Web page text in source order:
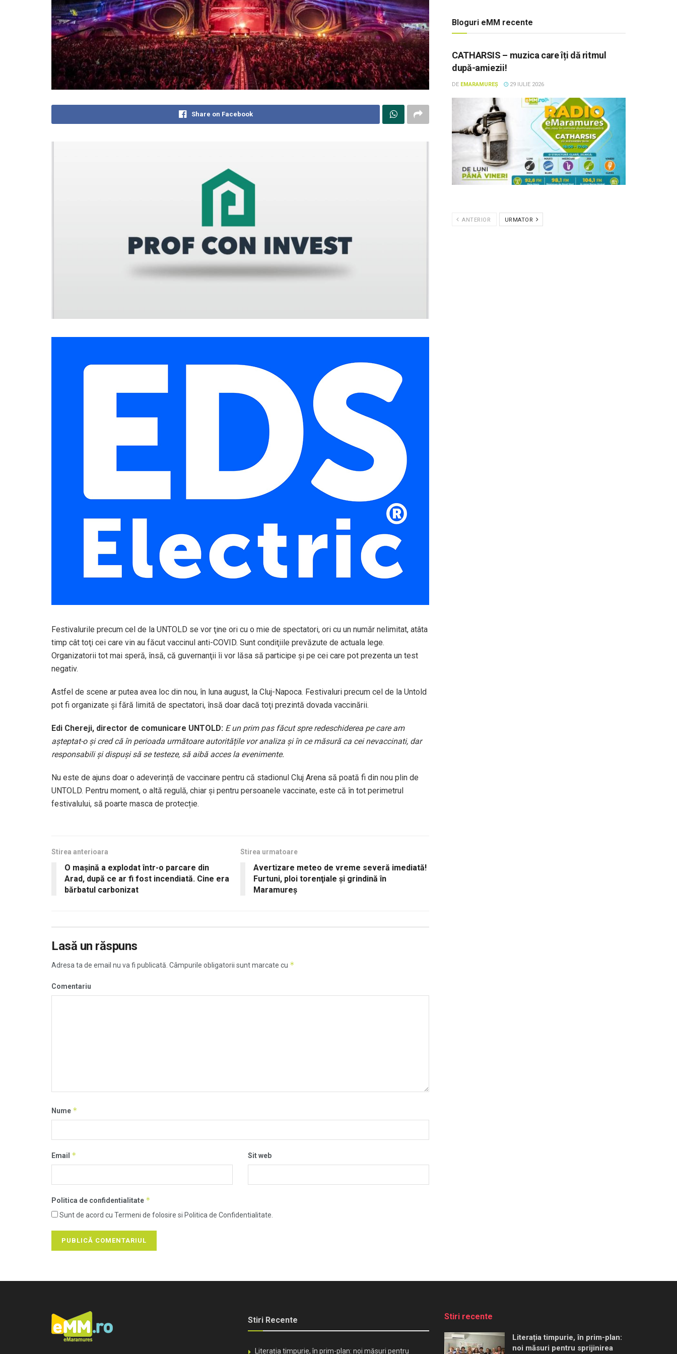
Share on Facebook
Festivalurile precum cel de la UNTOLD se vor ţine ori cu o mie de spectatori, ori cu un număr nelimitat, atâta
timp cât toţi cei care vin au făcut vaccinul anti-COVID. Sunt condiţiile prevăzute de actuala lege.
Organizatorii tot mai speră, însă, că guvernanţii îi vor lăsa să participe şi pe cei care pot prezenta un test
negativ.
Astfel de scene ar putea avea loc din nou, în luna august, la Cluj-Napoca. Festivaluri precum cel de la Untold
pot fi organizate şi fără limită de spectatori, însă doar dacă toţi prezintă dovada vaccinării.
Edi Chereji, director de comunicare UNTOLD: E un prim pas făcut spre redeschiderea pe care am
așteptat-o și cred că în perioada următoare autoritățile vor analiza și în ce măsură ca cei nevaccinati, dar
responsabili și dispuși să se testeze, să aibă acces la evenimente.
Nu este de ajuns doar o adeverință de vaccinare pentru că stadionul Cluj Arena să poată fi din nou plin de
UNTOLD. Pentru moment, o altă regulă, chiar și pentru persoanele vaccinate, este că în tot perimetrul
festivalului, să poarte masca de protecție.
Stirea anterioara
O mașină a explodat într-o parcare din
Arad, după ce ar fi fost incendiată. Cine era
bărbatul carbonizat
Stirea urmatoare
Avertizare meteo de vreme severă imediată!
Furtuni, ploi torenţiale şi grindină în
Maramureș
Lasă un răspuns
Adresa ta de email nu va fi publicată. Câmpurile obligatorii sunt marcate cu *
Comentariu
Nume *
Email * Sit web
Politica de confidentialitate *
Sunt de acord cu Termeni de folosire si Politica de Confidentialitate.
Bloguri eMM recente
CATHARSIS – muzica care îți dă ritmul
după-amiezii!
DE EMARAMUREȘ 29 IULIE 2026
ANTERIOR URMATOR
Stiri Recente
Literația timpurie, în prim-plan: noi măsuri pentru
Stiri recente
Literația timpurie, în prim-plan:
noi măsuri pentru sprijinirea